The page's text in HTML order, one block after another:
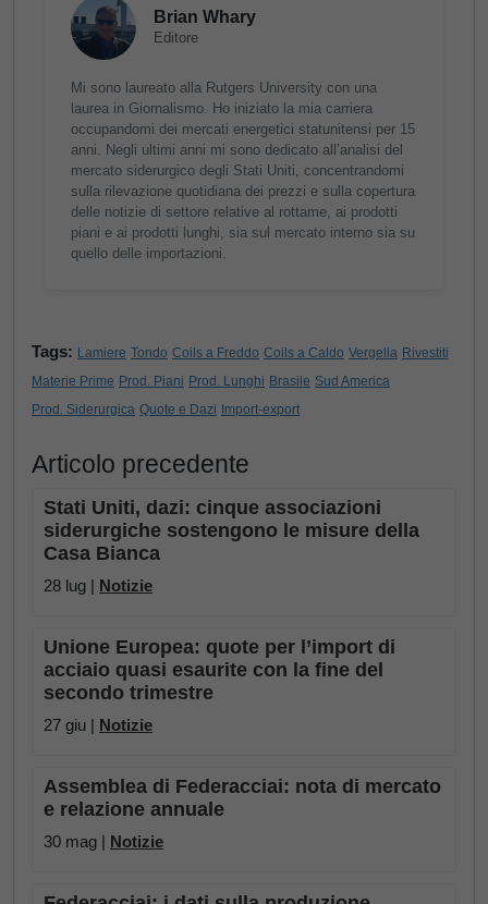
Brian Whary
Editore
Mi sono laureato alla Rutgers University con una
laurea in Giornalismo. Ho iniziato la mia carriera
occupandomi dei mercati energetici statunitensi per 15
anni. Negli ultimi anni mi sono dedicato all’analisi del
mercato siderurgico degli Stati Uniti, concentrandomi
sulla rilevazione quotidiana dei prezzi e sulla copertura
delle notizie di settore relative al rottame, ai prodotti
piani e ai prodotti lunghi, sia sul mercato interno sia su
quello delle importazioni.
Tags: Lamiere Tondo Coils a Freddo Coils a Caldo Vergella Rivestiti
Materie Prime Prod. Piani Prod. Lunghi Brasile Sud America
Prod. Siderurgica Quote e Dazi Import-export
Articolo precedente
Stati Uniti, dazi: cinque associazioni
siderurgiche sostengono le misure della
Casa Bianca
28 lug | Notizie
Unione Europea: quote per l’import di
acciaio quasi esaurite con la fine del
secondo trimestre
27 giu | Notizie
Assemblea di Federacciai: nota di mercato
e relazione annuale
30 mag | Notizie